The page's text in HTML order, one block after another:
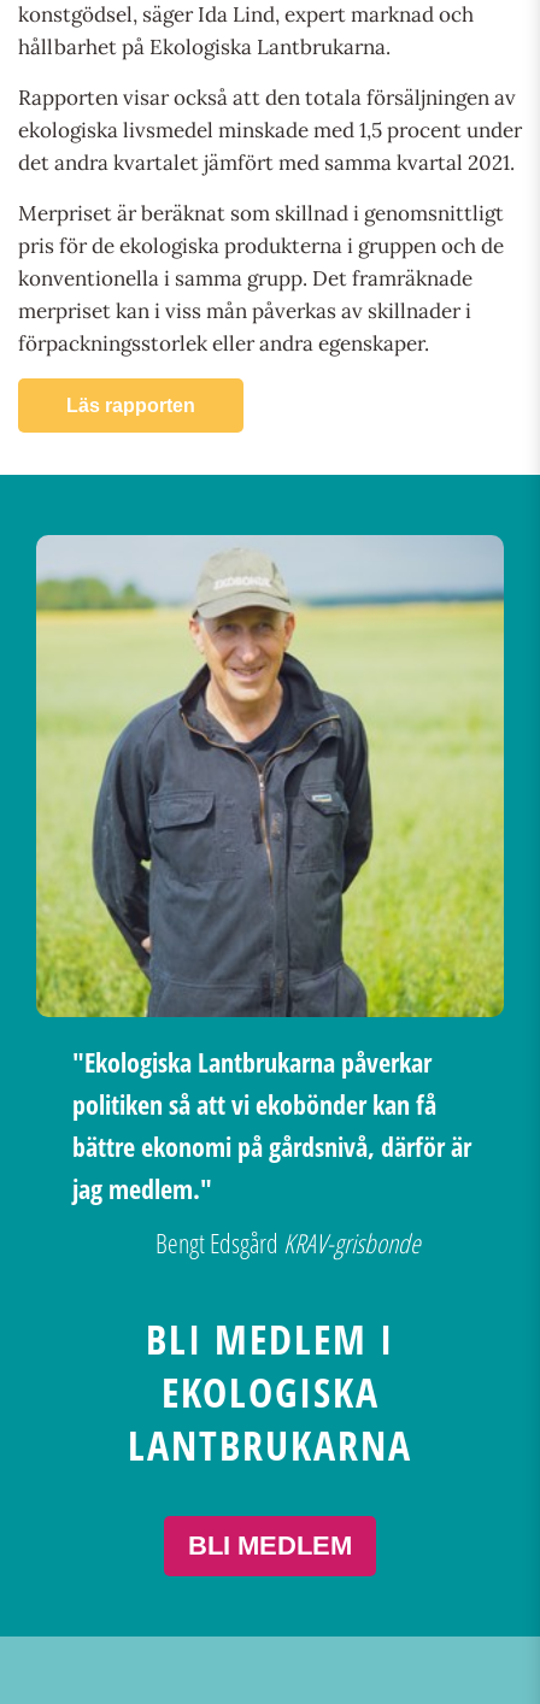
konstgödsel, säger Ida Lind, expert marknad och
hållbarhet på Ekologiska Lantbrukarna.
Rapporten visar också att den totala försäljningen av
ekologiska livsmedel minskade med 1,5 procent under
det andra kvartalet jämfört med samma kvartal 2021.
Merpriset är beräknat som skillnad i genomsnittligt
pris för de ekologiska produkterna i gruppen och de
konventionella i samma grupp. Det framräknade
merpriset kan i viss mån påverkas av skillnader i
förpackningsstorlek eller andra egenskaper.
Läs rapporten
BLI MEDLEM I
EKOLOGISKA
LANTBRUKARNA
BLI MEDLEM
"Ekologiska Lantbrukarna påverkar
politiken så att vi ekobönder kan få
bättre ekonomi på gårdsnivå, därför är
jag medlem."
Bengt Edsgård KRAV-grisbonde